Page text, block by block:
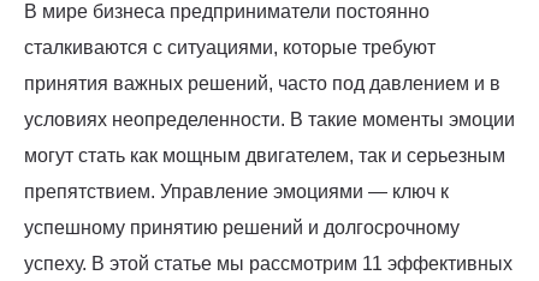
В мире бизнеса предприниматели постоянно
сталкиваются с ситуациями, которые требуют
принятия важных решений, часто под давлением и в
условиях неопределенности. В такие моменты эмоции
могут стать как мощным двигателем, так и серьезным
препятствием. Управление эмоциями — ключ к
успешному принятию решений и долгосрочному
успеху. В этой статье мы рассмотрим 11 эффективных